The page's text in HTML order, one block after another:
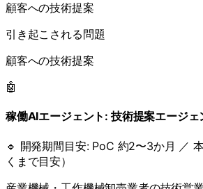
顧客への技術提案
引き起こされる問題
顧客への技術提案
🤖
稼働AIエージェント: 技術提案エージェ
🔹 開発期間目安: PoC 約2〜3か月 ／
くまで目安）